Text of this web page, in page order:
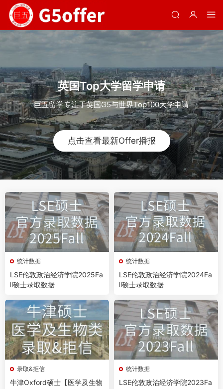
英国Top大学留学申请
巨五留学专注于英国G5与世界Top100大学申请
点击查看最新Offer播报
统计数据
LSE伦敦政治经济学院2025Fa
ll硕士录取数据
统计数据
LSE伦敦政治经济学院2024Fa
ll硕士录取数据
录取&拒信
牛津Oxford硕士【医学及生物
统计数据
LSE伦敦政治经济学院2023Fa